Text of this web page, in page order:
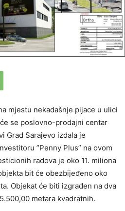
mjestu nekadašnje pijace u ulici
se poslovno-prodajni centar
Grad Sarajevo izdala je
”Penny Plus” na ovom
radova je oko 11. miliona
bit će obezbijeđeno oko
Objekat će biti izgrađen na dva
metara kvadratnih.